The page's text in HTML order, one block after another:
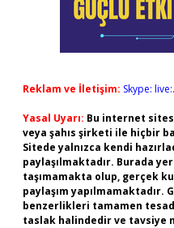
Reklam ve İletişim: Skype:
Yasal Uyarı: Bu internet
veya şahıs şirketi ile hiçbir
Sitede yalnızca kendi
paylaşılmaktadır. Burada
taşımamakta olup, gerçek
paylaşım
benzerlikleri tamamen
taslak halindedir ve tavsiye